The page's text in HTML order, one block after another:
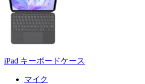
iPad キーボードケース
マイク